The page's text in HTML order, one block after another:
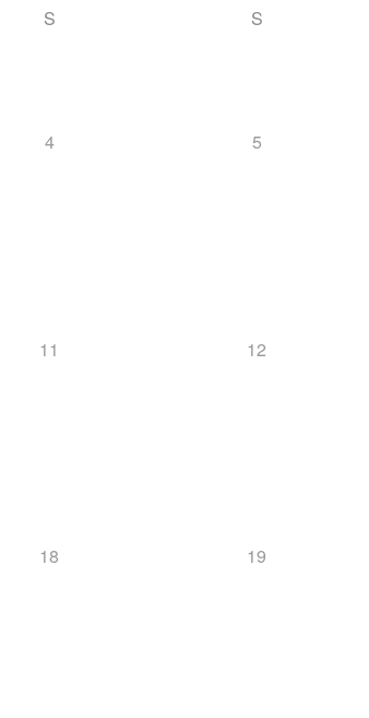
S S
4 5
11 12
18 19